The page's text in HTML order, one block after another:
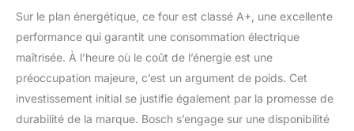
Sur le plan énergétique, ce four est classé A+, une excellente
performance qui garantit une consommation électrique
maîtrisée. À l’heure où le coût de l’énergie est une
préoccupation majeure, c’est un argument de poids. Cet
investissement initial se justifie également par la promesse de
durabilité de la marque. Bosch s’engage sur une disponibilité